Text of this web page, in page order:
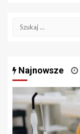
Szukaj:
Najnowsze